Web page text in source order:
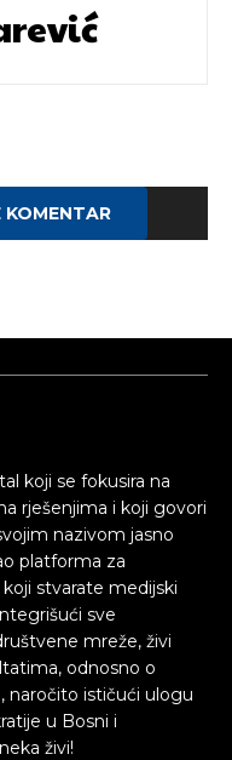
KOMENTAR
koji se fokusira na
rješenjima i koji govori
nazivom jasno
platforma za
stvarate medijski
sve
mreže, živi
odnosno o
naročito ističući ulogu
u Bosni i
živi!